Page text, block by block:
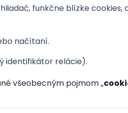
funkčne blízke cookies,
načítaní.
identifikátor relácie).
všeobecným pojmom „